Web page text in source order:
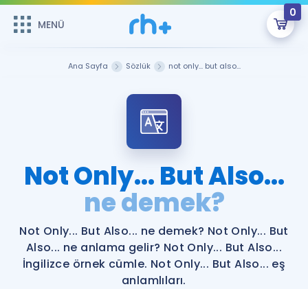
MENÜ
0
Şifremi Hatırlamıyorum
Sepetin Şu An Boş.
Remzi Hoca ile seni sınava hazırlayacak onlarca eğitim seni
bekliyor!
MENÜ
Katılımcı Görüşleri
Faydalı Araçlar
Ücretsiz Kaynaklar
Blog
İngilizce Gramer
Kariyer
Ana Sayfa Sözlük not only... but also...
Not Only... But Also...
ne demek?
Not Only... But Also... ne demek? Not Only... But
Also... ne anlama gelir? Not Only... But Also...
İngilizce örnek cümle. Not Only... But Also... eş
anlamlıları.